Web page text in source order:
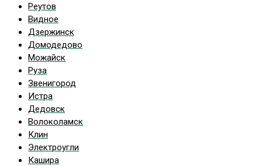
Реутов
Видное
Дзержинск
Домодедово
Можайск
Руза
Звенигород
Истра
Дедовск
Волоколамск
Клин
Электроугли
Кашира